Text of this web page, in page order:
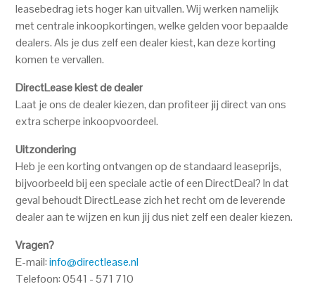
leasebedrag iets hoger kan uitvallen. Wij werken namelijk
met centrale inkoopkortingen, welke gelden voor bepaalde
dealers. Als je dus zelf een dealer kiest, kan deze korting
komen te vervallen.
DirectLease kiest de dealer
Laat je ons de dealer kiezen, dan profiteer jij direct van ons
extra scherpe inkoopvoordeel.
Uitzondering
Heb je een korting ontvangen op de standaard leaseprijs,
bijvoorbeeld bij een speciale actie of een DirectDeal? In dat
geval behoudt DirectLease zich het recht om de leverende
dealer aan te wijzen en kun jij dus niet zelf een dealer kiezen.
Vragen?
E-mail:info@directlease.nl
Telefoon: 0541 - 571 710